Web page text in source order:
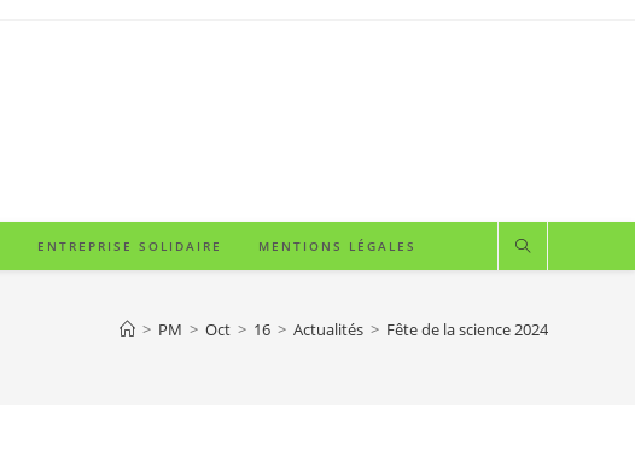
ENTREPRISE SOLIDAIRE MENTIONS LÉGALES
> PM > Oct > 16 > Actualités > Fête de la science 2024